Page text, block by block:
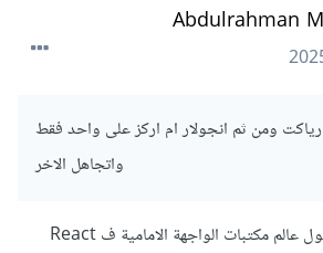
Abdulrahman
ومن ثم انجولار ام اركز على واحد فقط
واتجاهل الاخر
إذا تفضل بداية سهلة لدخول عالم مكتبات الواجهة الامامية ف React